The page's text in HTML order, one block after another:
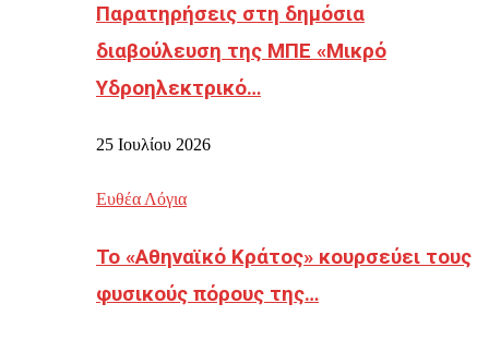
Παρατηρήσεις στη δημόσια
διαβούλευση της ΜΠΕ «Μικρό
Υδροηλεκτρικό…
25 Ιουλίου 2026
Ευθέα Λόγια
Το «Αθηναϊκό Κράτος» κουρσεύει τους
φυσικούς πόρους της…